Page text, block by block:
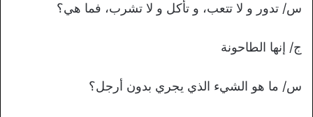
س/ تدور و لا تتعب، و تأكل و لا تشرب، فما هي؟
ج/ إنها الطاحونة
س/ ما هو الشيء الذي يجري بدون أرجل؟